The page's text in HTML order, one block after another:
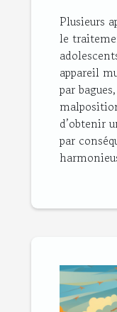
Plusieurs
le
appareil
par
d’obtenir
par